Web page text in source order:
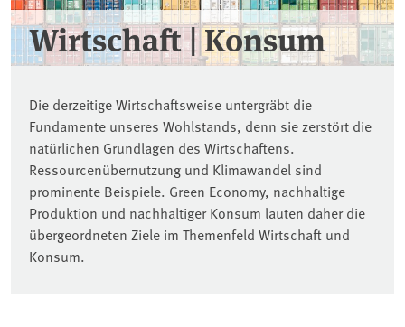
Wirtschaft | Konsum
Die derzeitige Wirtschaftsweise untergräbt die
Fundamente unseres Wohlstands, denn sie zerstört die
natürlichen Grundlagen des Wirtschaftens.
Ressourcenübernutzung und Klimawandel sind
prominente Beispiele. Green Economy, nachhaltige
Produktion und nachhaltiger Konsum lauten daher die
übergeordneten Ziele im Themenfeld Wirtschaft und
Konsum.